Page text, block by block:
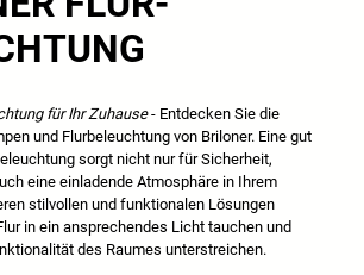
für Ihr Zuhause- Entdecken Sie die
und Flurbeleuchtung von Briloner. Eine gut
sorgt nicht nur für Sicherheit,
eine einladende Atmosphäre in Ihrem
stilvollen und funktionalen Lösungen
in ein ansprechendes Licht tauchen und
des Raumes unterstreichen.